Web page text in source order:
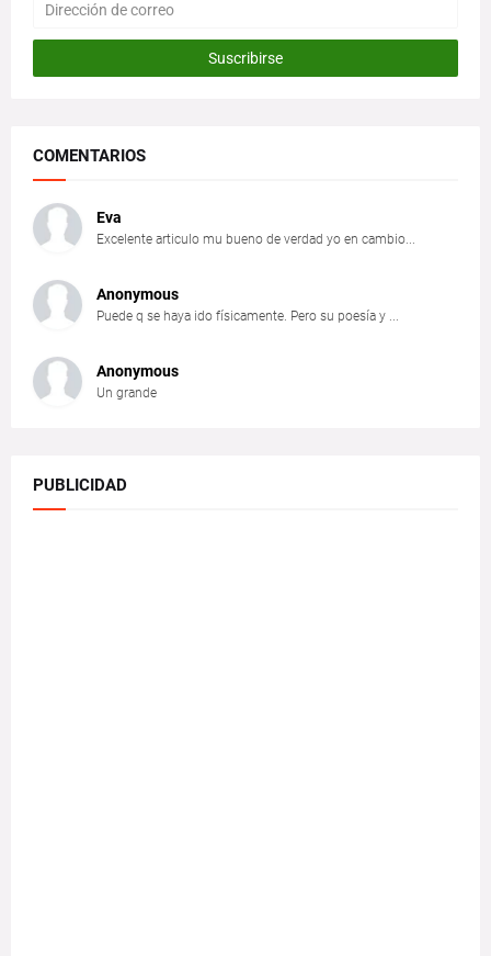
COMENTARIOS
Eva
Excelente articulo mu bueno de verdad yo en cambio...
Anonymous
Puede q se haya ido físicamente. Pero su poesía y ...
Anonymous
Un grande
PUBLICIDAD